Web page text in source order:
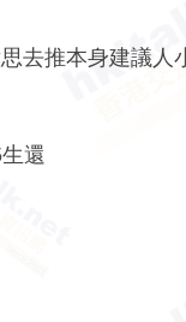
去推本身建議人
還